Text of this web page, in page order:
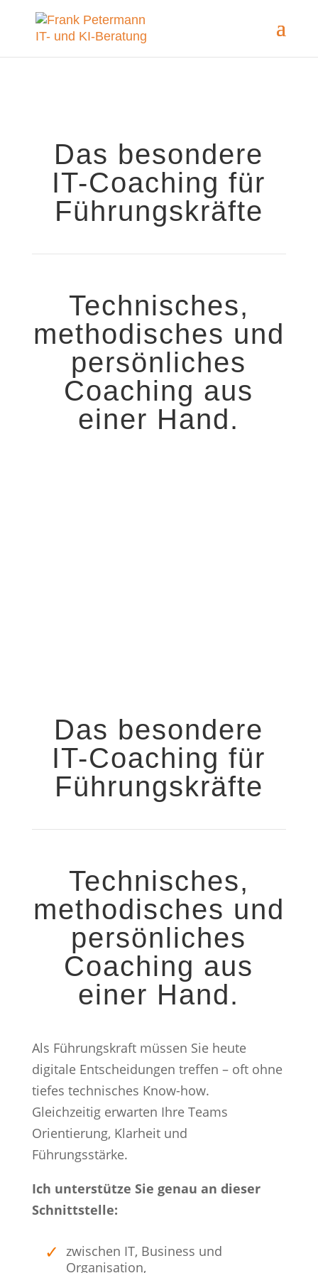
Das besondere
IT-Coaching für
Führungs­kräfte
Technisches,
methodisches und
persönliches
Coaching aus
einer Hand.
Das besondere
IT-Coaching für
Führungskräfte
Technisches,
methodisches und
persönliches
Coaching aus
einer Hand.
Als Führungskraft müssen Sie heute
digitale Entscheidungen treffen – oft ohne
tiefes technisches Know-how.
Gleichzeitig erwarten Ihre Teams
Orientierung, Klarheit und
Führungsstärke.
Ich unterstütze Sie genau an dieser
Schnittstelle:
zwischen IT, Business und
Organisation,